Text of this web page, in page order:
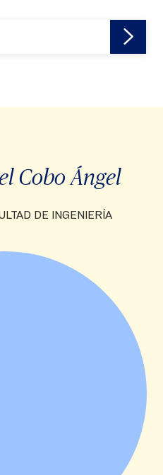
Cobo Ángel
DE INGENIERÍA